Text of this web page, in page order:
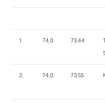
1. 74,0 73,44
2. 74,0 73,55